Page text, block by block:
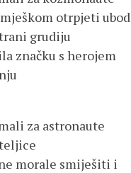
otrpjeti ubod
grudiju
značku s herojem
za astronaute
morale smiješiti i